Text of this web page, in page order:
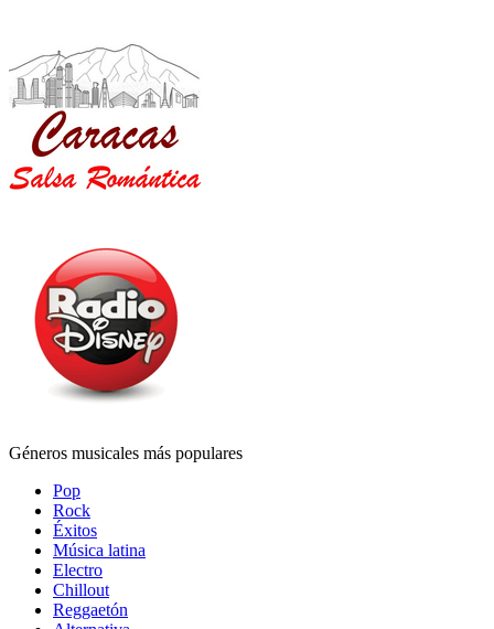
Géneros musicales más populares
Pop
Rock
Éxitos
Música latina
Electro
Chillout
Reggaetón